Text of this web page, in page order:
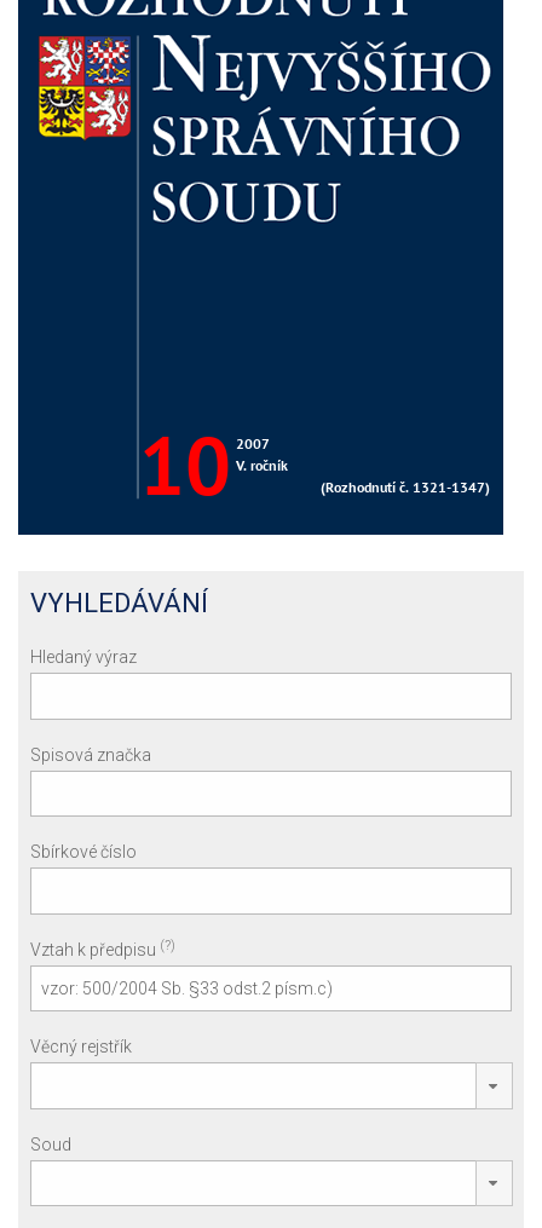
VYHLEDÁVÁNÍ
Hledaný výraz
Spisová značka
Sbírkové číslo
Vztah k předpisu (?)
Věcný rejstřík
Soud